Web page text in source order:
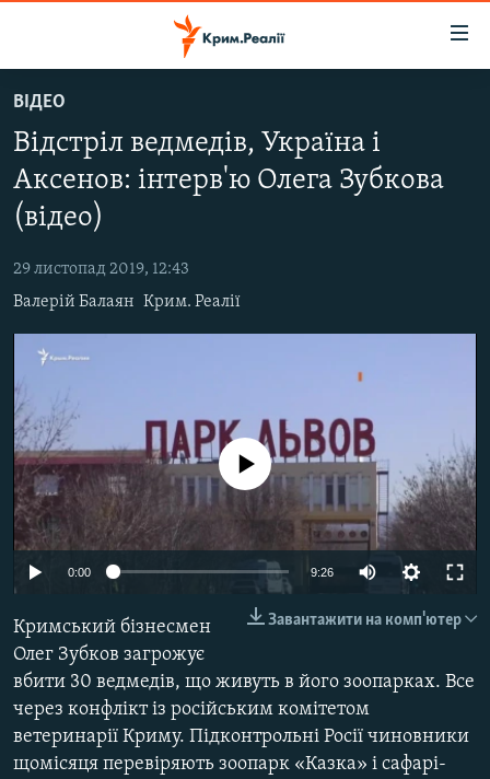
до
основного
матеріалу
Перейти
до
навігації
Перейти
до
пошуку
НОВИНИ
ВОДА.КРИМ
ВІДЕО ТА ФОТО
ПОЛІТИКА
БЛОГИ
ПОГЛЯД
ІНТЕРВ'Ю
СПЕЦПРОЕКТИ
ДЕПОРТАЦІЯ
ВІДЕОУРОКИ «ELIFBE»
СВІДЧЕННЯ ОКУПАЦІЇ
УКРАЇНСЬКА ПРОБЛЕМА КРИМУ
ІНФОГРАФІКА
ЯК ОБІЙТИ БЛОКУВАННЯ
Русский
Qırımtatar
ДОЛУЧАЙСЯ!
Усі сайти RFE/RL
ВІДЕО
Відстріл ведмедів, Україна і
Аксенов: інтерв'ю Олега Зубкова
(відео)
29 листопад 2019, 12:43
Валерій Балаян Крим. Реалії
No media source currently available
0:00 9:26
Завантажити на комп'ютер
Кримський бізнесмен
Олег Зубков загрожує
вбити 30 ведмедів, що живуть в його зоопарках. Все
через конфлікт із російським комітетом
ветеринарії Криму. Підконтрольні Росії чиновники
щомісяця перевіряють зоопарк «Казка» і сафарі-